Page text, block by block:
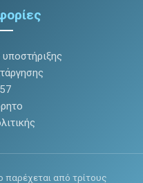
παρέχεται από τρίτους